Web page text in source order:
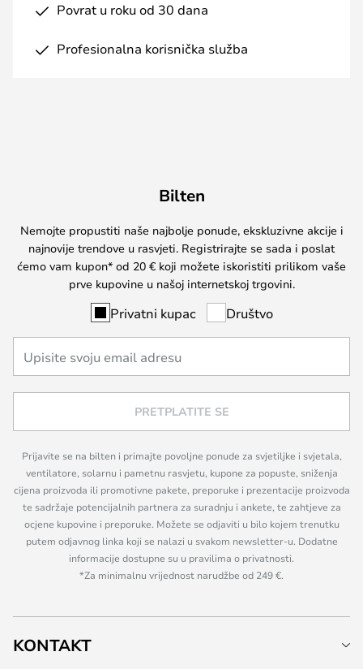
Povrat u roku od 30 dana
Profesionalna korisnička služba
Bilten
Nemojte propustiti naše najbolje ponude, ekskluzivne akcije i
najnovije trendove u rasvjeti. Registrirajte se sada i poslat
ćemo vam kupon* od 20 € koji možete iskoristiti prilikom vaše
prve kupovine u našoj internetskoj trgovini.
Privatni kupac Društvo
PRETPLATITE SE
Prijavite se na bilten i primajte povoljne ponude za svjetiljke i svjetala,
ventilatore, solarnu i pametnu rasvjetu, kupone za popuste, sniženja
cijena proizvoda ili promotivne pakete, preporuke i prezentacije proizvoda
te sadržaje potencijalnih partnera za suradnju i ankete, te zahtjeve za
ocjene kupovine i preporuke. Možete se odjaviti u bilo kojem trenutku
putem odjavnog linka koji se nalazi u svakom newsletter-u. Dodatne
informacije dostupne su u pravilima o privatnosti.
*Za minimalnu vrijednost narudžbe od 249 €.
KONTAKT